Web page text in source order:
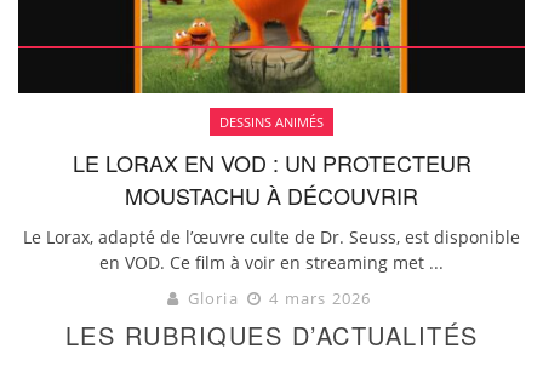
DESSINS ANIMÉS
LE LORAX EN VOD : UN PROTECTEUR
MOUSTACHU À DÉCOUVRIR
Le Lorax, adapté de l’œuvre culte de Dr. Seuss, est disponible
en VOD. Ce film à voir en streaming met ...
Gloria 4 mars 2026
LES RUBRIQUES D’ACTUALITÉS